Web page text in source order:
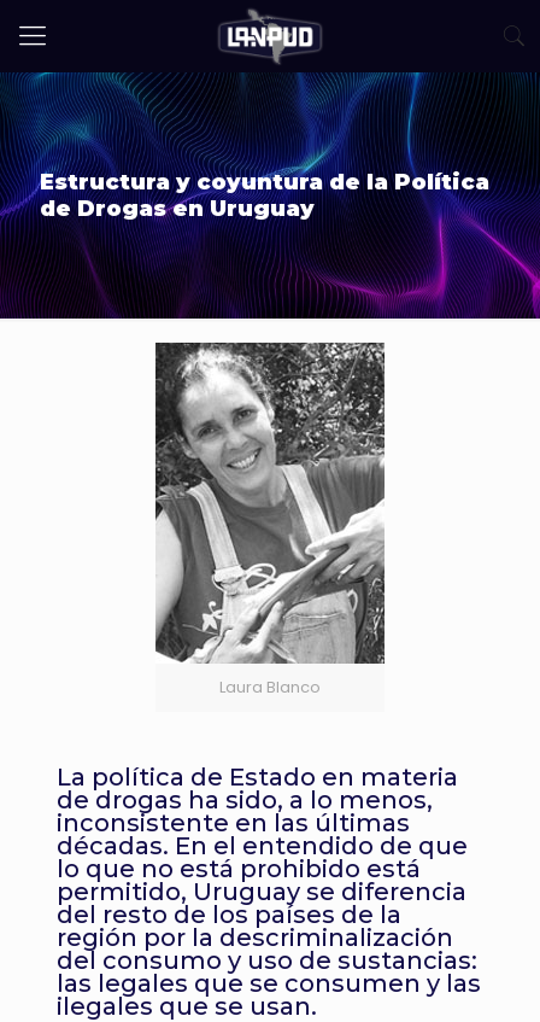
Estructura y coyuntura de la Política
de Drogas en Uruguay
Laura Blanco
La política de Estado en materia
de drogas ha sido, a lo menos,
inconsistente en las últimas
décadas. En el entendido de que
lo que no está prohibido está
permitido, Uruguay se diferencia
del resto de los países de la
región por la descriminalización
del consumo y uso de sustancias:
las legales que se consumen y las
ilegales que se usan.